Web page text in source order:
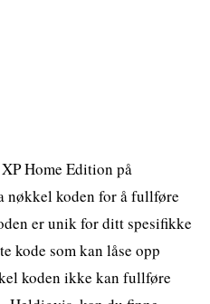
Home Edition på
nøkkel koden for å fullføre
er unik for ditt spesifikke
kode som kan låse opp
koden ikke kan fullføre